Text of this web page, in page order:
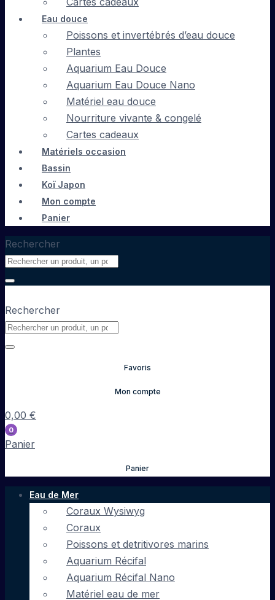
Eau douce
Poissons et invertébrés d’eau douce
Plantes
Aquarium Eau Douce
Aquarium Eau Douce Nano
Matériel eau douce
Nourriture vivante & congelé
Cartes cadeaux
Matériels occasion
Bassin
Koï Japon
Mon compte
Panier
Rechercher
Rechercher
Favoris
Mon compte
0,00 €
0
Panier
Panier
Eau de Mer
Coraux Wysiwyg
Coraux
Poissons et detritivores marins
Aquarium Récifal
Aquarium Récifal Nano
Matériel eau de mer